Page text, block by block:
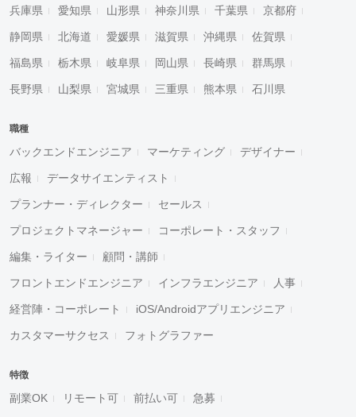
兵庫県 愛知県 山形県 神奈川県 千葉県 京都府
静岡県 北海道 愛媛県 滋賀県 沖縄県 佐賀県
福島県 栃木県 岐阜県 岡山県 長崎県 群馬県
長野県 山梨県 宮城県 三重県 熊本県 石川県
職種
バックエンドエンジニア マーケティング デザイナー
広報 データサイエンティスト
プランナー・ディレクター セールス
プロジェクトマネージャー コーポレート・スタッフ
編集・ライター 顧問・講師
フロントエンドエンジニア インフラエンジニア 人事
経営陣・コーポレート iOS/Androidアプリエンジニア
カスタマーサクセス フォトグラファー
特徴
副業OK リモート可 前払い可 急募